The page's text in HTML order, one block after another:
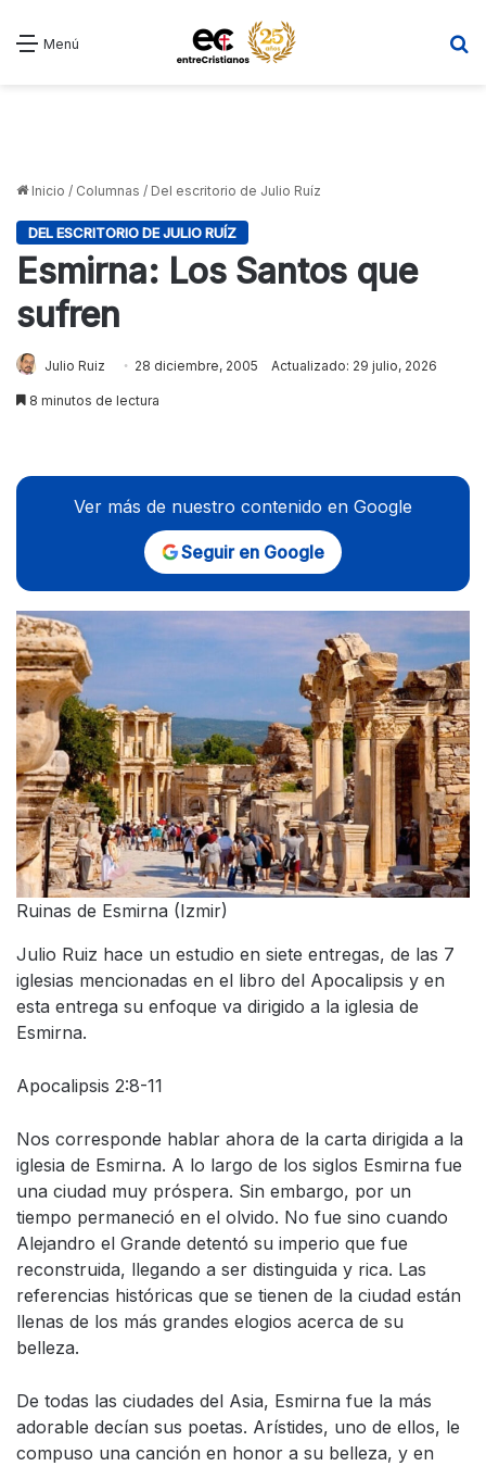
Menú
Inicio / Columnas / Del escritorio de Julio Ruíz
DEL ESCRITORIO DE JULIO RUÍZ
Esmirna: Los Santos que
sufren
Julio Ruiz 28 diciembre, 2005 Actualizado: 29 julio, 2026
8 minutos de lectura
Ver más de nuestro contenido en Google
Seguir en Google
Ruinas de Esmirna (Izmir)
Julio Ruiz hace un estudio en siete entregas, de las 7
iglesias mencionadas en el libro del Apocalipsis y en
esta entrega su enfoque va dirigido a la iglesia de
Esmirna.
Apocalipsis 2:8-11
Nos corresponde hablar ahora de la carta dirigida a la
iglesia de Esmirna. A lo largo de los siglos Esmirna fue
una ciudad muy próspera. Sin embargo, por un
tiempo permaneció en el olvido. No fue sino cuando
Alejandro el Grande detentó su imperio que fue
reconstruida, llegando a ser distinguida y rica. Las
referencias históricas que se tienen de la ciudad están
llenas de los más grandes elogios acerca de su
belleza.
De todas las ciudades del Asia, Esmirna fue la más
adorable decían sus poetas. Arístides, uno de ellos, le
compuso una canción en honor a su belleza, y en